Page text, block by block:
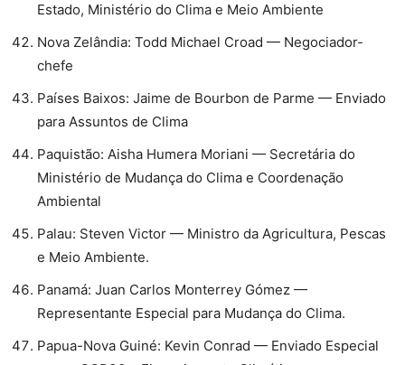
Estado, Ministério do Clima e Meio Ambiente
⁠Nova Zelândia: Todd Michael Croad — Negociador-
chefe
⁠Países Baixos: Jaime de Bourbon de Parme — Enviado
para Assuntos de Clima
⁠Paquistão: Aisha Humera Moriani — Secretária do
Ministério de Mudança do Clima e Coordenação
Ambiental
⁠Palau: Steven Victor — Ministro da Agricultura, Pescas
e Meio Ambiente.
⁠Panamá: Juan Carlos Monterrey Gómez —
Representante Especial para Mudança do Clima.
⁠Papua-Nova Guiné: Kevin Conrad — Enviado Especial